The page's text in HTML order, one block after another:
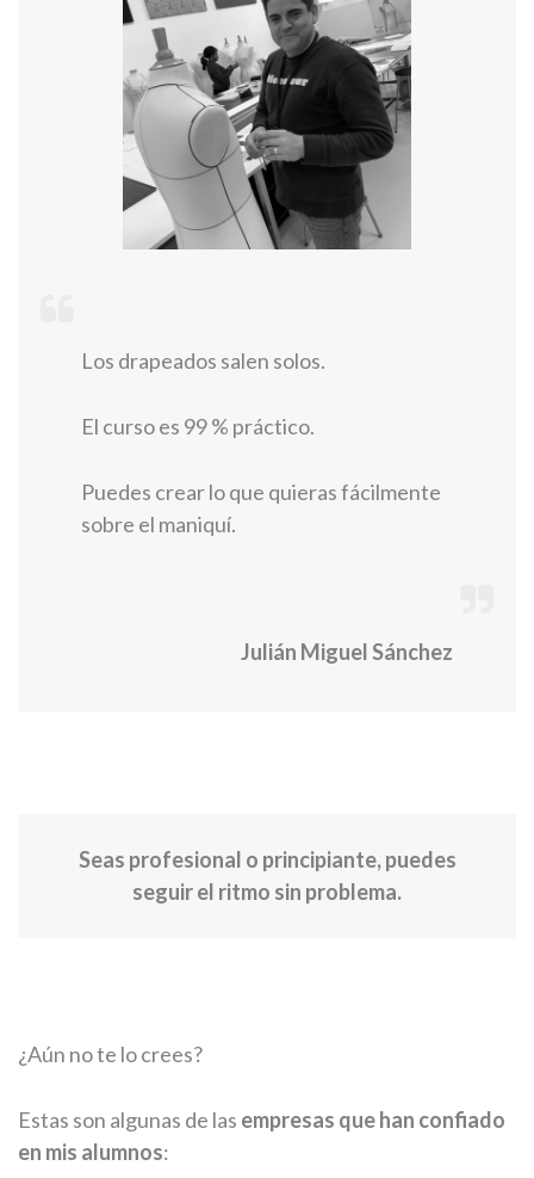
Los drapeados salen solos.
El curso es 99 % práctico.
Puedes crear lo que quieras fácilmente
sobre el maniquí.
Julián Miguel Sánchez
Seas profesional o principiante, puedes
seguir el ritmo sin problema.
¿Aún no te lo crees?
Estas son algunas de las empresas que han confiado
en mis alumnos: